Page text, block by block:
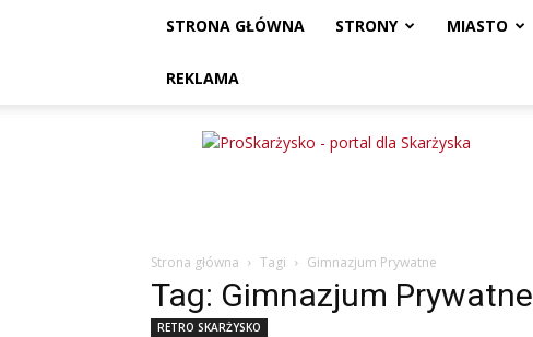
STRONA GŁÓWNA STRONY MIASTO
REKLAMA
ProSkarżysko
Strona główna Tagi Gimnazjum Prywatne
Tag: Gimnazjum Prywatne
RETRO SKARŻYSKO